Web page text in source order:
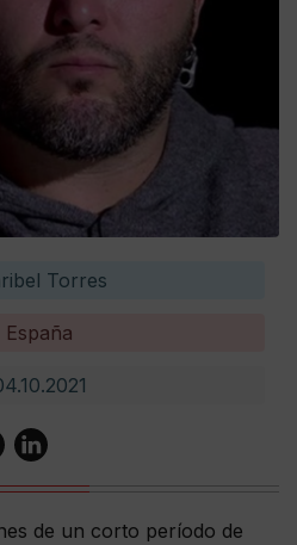
Torres
España
de un corto período de